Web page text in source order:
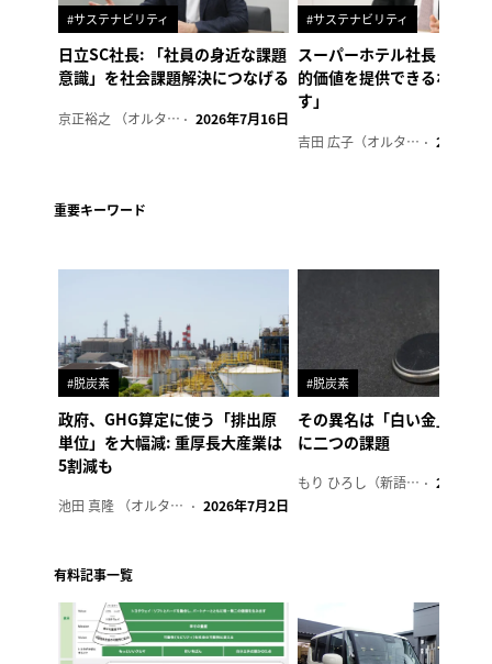
#サステナビリティ
日立SC社長: 「社員の身近な課題
意識」を社会課題解決につなげる
京正裕之 （オルタナ副編集長） 2026年7月16日
#サステナビリティ
スーパーホテル社長「地域
的価値を提供できるホテル
す」
吉田 広子（オルタナ輪番編集長） 2026年6
重要キーワード
#脱炭素
政府、GHG算定に使う「排出原
単位」を大幅減: 重厚長大産業は
5割減も
池田 真隆 （オルタナ輪番編集長） 2026年7月2日
#脱炭素
その異名は「白い金」、リ
に二つの課題
もり ひろし（新語ウォッチャー） 2023年7
有料記事一覧